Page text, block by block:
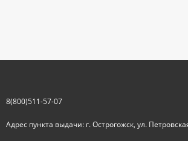
8(800)511-57-07
Адрес пункта выдачи: г. Острогожск, ул.